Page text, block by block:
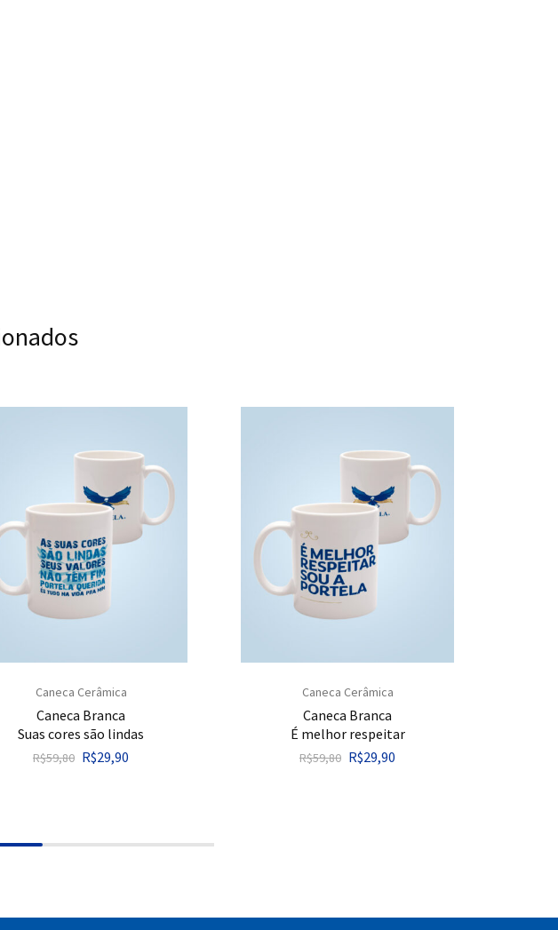
Caneca Cerâmica
Caneca Branca
Suas cores são lindas
R$59,80 R$29,90
Caneca Cerâmica
Caneca Branca
É melhor respeitar
R$59,80 R$29,90